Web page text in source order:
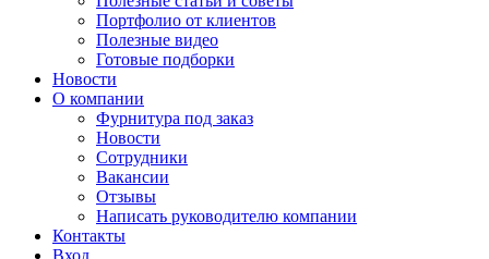
Портфолио от клиентов
Полезные видео
Готовые подборки
Новости
О компании
Фурнитура под заказ
Новости
Сотрудники
Вакансии
Отзывы
Написать руководителю компании
Контакты
Вход